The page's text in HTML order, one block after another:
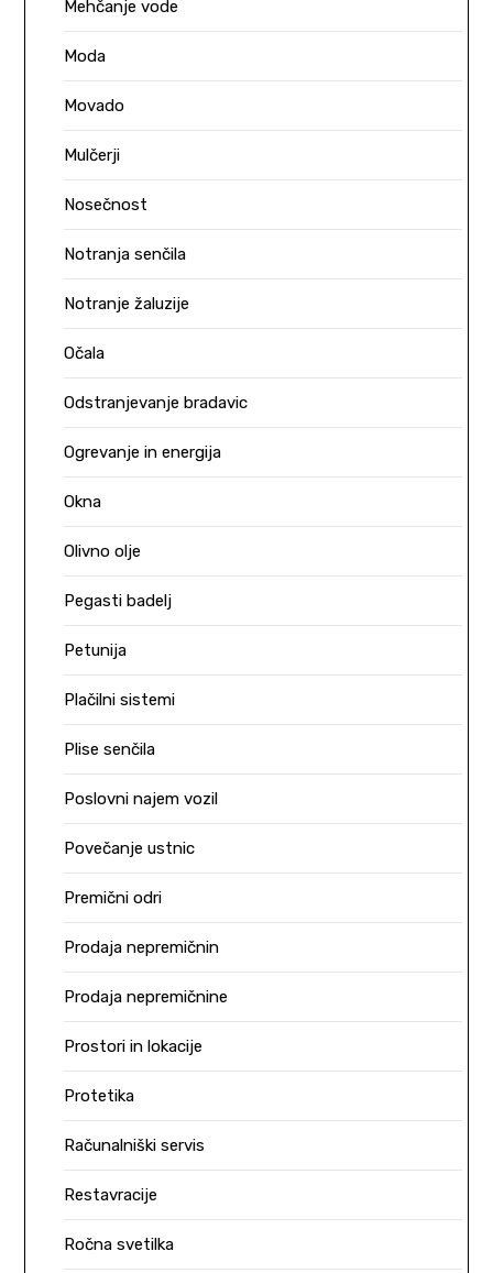
Mehčanje vode
Moda
Movado
Mulčerji
Nosečnost
Notranja senčila
Notranje žaluzije
Očala
Odstranjevanje bradavic
Ogrevanje in energija
Okna
Olivno olje
Pegasti badelj
Petunija
Plačilni sistemi
Plise senčila
Poslovni najem vozil
Povečanje ustnic
Premični odri
Prodaja nepremičnin
Prodaja nepremičnine
Prostori in lokacije
Protetika
Računalniški servis
Restavracije
Ročna svetilka